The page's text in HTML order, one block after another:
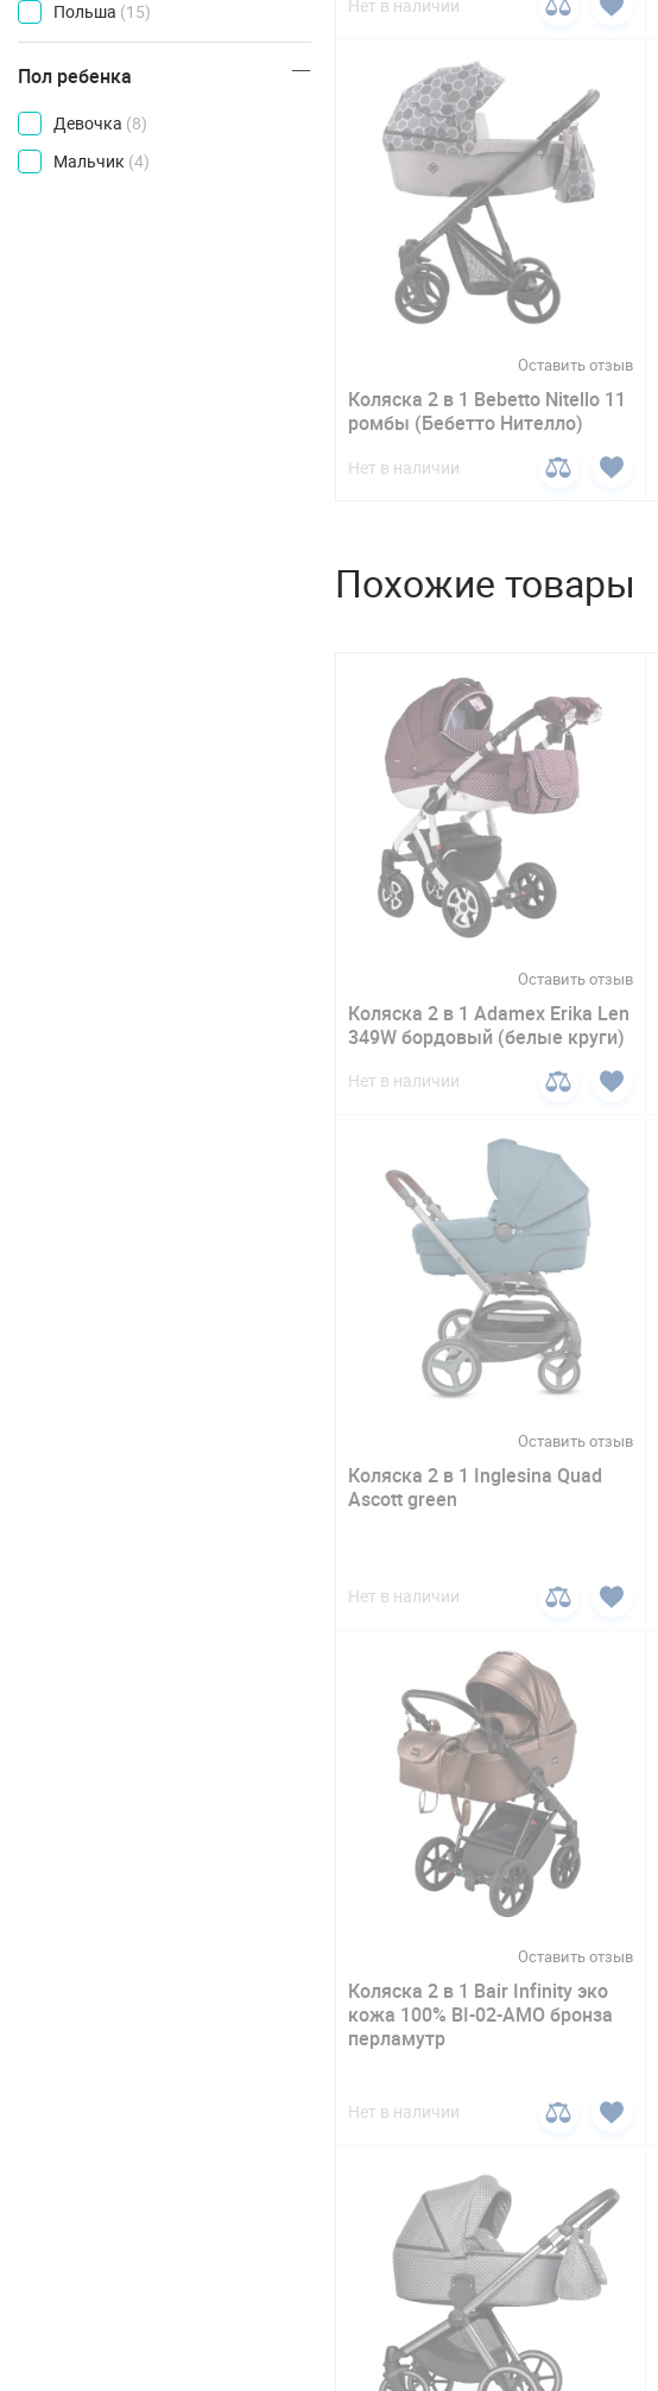
Польша (15)
Пол ребенка
Девочка (8)
Мальчик (4)
Нет в наличии
Оставить отзыв
Коляска 2 в 1 Bebetto Nitello 11
ромбы (Бебетто Нителло)
Нет в наличии
Похожие товары
Оставить отзыв
Коляска 2 в 1 Adamex Erika Len
349W бордовый (белые круги)
Нет в наличии
Оставить отзыв
Коляска 2 в 1 Inglesina Quad
Ascott green
Нет в наличии
Оставить отзыв
Коляска 2 в 1 Bair Infinity эко
кожа 100% BI-02-AMO бронза
перламутр
Нет в наличии